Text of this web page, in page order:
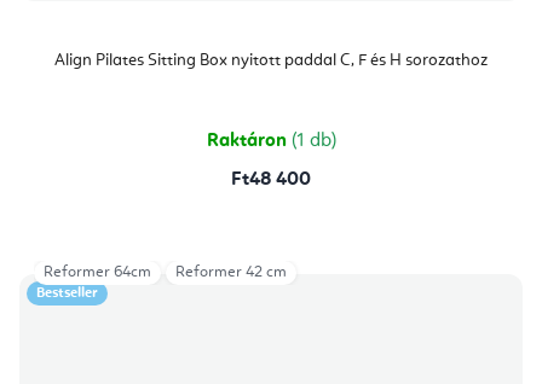
Align Pilates Sitting Box nyitott paddal C, F és H sorozathoz
Raktáron (1 db)
Ft48 400
Bestseller
Reformer 64cm Reformer 42 cm